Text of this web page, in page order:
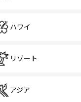
ハワイ
リゾート
アジア